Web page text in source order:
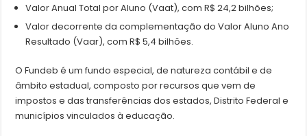
Valor Anual Total por Aluno (Vaat), com R$ 24,2 bilhões;
Valor decorrente da complementação do Valor Aluno Ano
Resultado (Vaar), com R$ 5,4 bilhões.
O Fundeb é um fundo especial, de natureza contábil e de
âmbito estadual, composto por recursos que vem de
impostos e das transferências dos estados, Distrito Federal e
municípios vinculados à educação.